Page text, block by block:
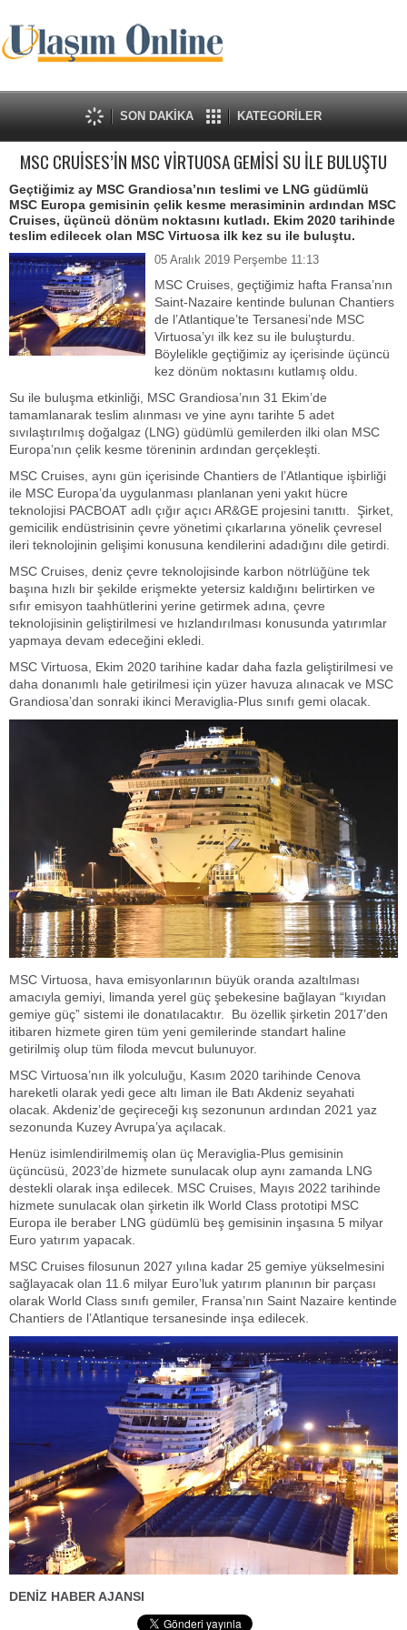
SON DAKİKA KATEGORİLER
MSC CRUİSES’İN MSC VİRTUOSA GEMİSİ SU İLE BULUŞTU
Geçtiğimiz ay MSC Grandiosa’nın teslimi ve LNG güdümlü
MSC Europa gemisinin çelik kesme merasiminin ardından MSC
Cruises, üçüncü dönüm noktasını kutladı. Ekim 2020 tarihinde
teslim edilecek olan MSC Virtuosa ilk kez su ile buluştu.
05 Aralık 2019 Perşembe 11:13
MSC Cruises, geçtiğimiz hafta Fransa’nın
Saint-Nazaire kentinde bulunan Chantiers
de l’Atlantique’te Tersanesi’nde MSC
Virtuosa’yı ilk kez su ile buluşturdu.
Böylelikle geçtiğimiz ay içerisinde üçüncü
kez dönüm noktasını kutlamış oldu.
Su ile buluşma etkinliği, MSC Grandiosa’nın 31 Ekim’de
tamamlanarak teslim alınması ve yine aynı tarihte 5 adet
sıvılaştırılmış doğalgaz (LNG) güdümlü gemilerden ilki olan MSC
Europa’nın çelik kesme töreninin ardından gerçekleşti.
MSC Cruises, aynı gün içerisinde Chantiers de l’Atlantique işbirliği
ile MSC Europa’da uygulanması planlanan yeni yakıt hücre
teknolojisi PACBOAT adlı çığır açıcı AR&GE projesini tanıttı. Şirket,
gemicilik endüstrisinin çevre yönetimi çıkarlarına yönelik çevresel
ileri teknolojinin gelişimi konusuna kendilerini adadığını dile getirdi.
MSC Cruises, deniz çevre teknolojisinde karbon nötrlüğüne tek
başına hızlı bir şekilde erişmekte yetersiz kaldığını belirtirken ve
sıfır emisyon taahhütlerini yerine getirmek adına, çevre
teknolojisinin geliştirilmesi ve hızlandırılması konusunda yatırımlar
yapmaya devam edeceğini ekledi.
MSC Virtuosa, Ekim 2020 tarihine kadar daha fazla geliştirilmesi ve
daha donanımlı hale getirilmesi için yüzer havuza alınacak ve MSC
Grandiosa’dan sonraki ikinci Meraviglia-Plus sınıfı gemi olacak.
MSC Virtuosa, hava emisyonlarının büyük oranda azaltılması
amacıyla gemiyi, limanda yerel güç şebekesine bağlayan “kıyıdan
gemiye güç” sistemi ile donatılacaktır. Bu özellik şirketin 2017’den
itibaren hizmete giren tüm yeni gemilerinde standart haline
getirilmiş olup tüm filoda mevcut bulunuyor.
MSC Virtuosa’nın ilk yolculuğu, Kasım 2020 tarihinde Cenova
hareketli olarak yedi gece altı liman ile Batı Akdeniz seyahati
olacak. Akdeniz’de geçireceği kış sezonunun ardından 2021 yaz
sezonunda Kuzey Avrupa’ya açılacak.
Henüz isimlendirilmemiş olan üç Meraviglia-Plus gemisinin
üçüncüsü, 2023’de hizmete sunulacak olup aynı zamanda LNG
destekli olarak inşa edilecek. MSC Cruises, Mayıs 2022 tarihinde
hizmete sunulacak olan şirketin ilk World Class prototipi MSC
Europa ile beraber LNG güdümlü beş gemisinin inşasına 5 milyar
Euro yatırım yapacak.
MSC Cruises filosunun 2027 yılına kadar 25 gemiye yükselmesini
sağlayacak olan 11.6 milyar Euro’luk yatırım planının bir parçası
olarak World Class sınıfı gemiler, Fransa’nın Saint Nazaire kentinde
Chantiers de l’Atlantique tersanesinde inşa edilecek.
DENİZ HABER AJANSI